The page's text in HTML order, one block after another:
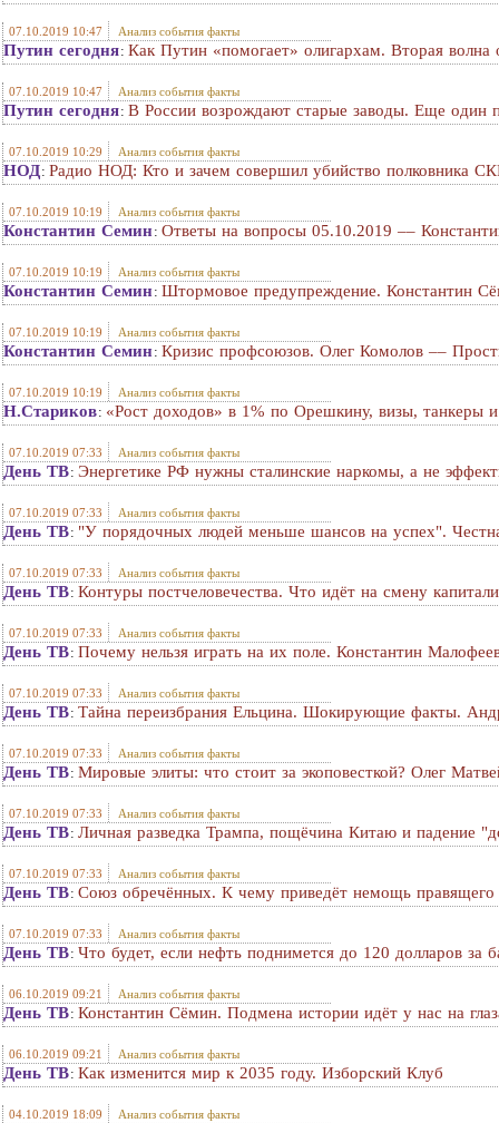
07.10.2019 10:47 Анализ события факты
Путин сегодня: Как Путин «помогает» олигархам. Вторая волна
07.10.2019 10:47 Анализ события факты
Путин сегодня: В России возрождают старые заводы. Еще один
07.10.2019 10:29 Анализ события факты
НОД: Радио НОД: Кто и зачем совершил убийство полковника
07.10.2019 10:19 Анализ события факты
Константин Семин: Ответы на вопросы 05.10.2019 ––
07.10.2019 10:19 Анализ события факты
Константин Семин: Штормовое предупреждение. Константин
07.10.2019 10:19 Анализ события факты
Константин Семин: Кризис профсоюзов. Олег Комолов ––
07.10.2019 10:19 Анализ события факты
Н.Стариков: «Рост доходов» в 1% по Орешкину, визы, танкеры
07.10.2019 07:33 Анализ события факты
День ТВ: Энергетике РФ нужны сталинские наркомы, а не
07.10.2019 07:33 Анализ события факты
День ТВ: "У порядочных людей меньше шансов на успех".
07.10.2019 07:33 Анализ события факты
День ТВ: Контуры постчеловечества. Что идёт на смену
07.10.2019 07:33 Анализ события факты
День ТВ: Почему нельзя играть на их поле. Константин
07.10.2019 07:33 Анализ события факты
День ТВ: Тайна переизбрания Ельцина. Шокирующие факты.
07.10.2019 07:33 Анализ события факты
День ТВ: Мировые элиты: что стоит за экоповесткой? Олег
07.10.2019 07:33 Анализ события факты
День ТВ: Личная разведка Трампа, пощёчина Китаю и падение
07.10.2019 07:33 Анализ события факты
День ТВ: Союз обречённых. К чему приведёт немощь правящего
07.10.2019 07:33 Анализ события факты
День ТВ: Что будет, если нефть поднимется до 120 долларов за
06.10.2019 09:21 Анализ события факты
День ТВ: Константин Сёмин. Подмена истории идёт у нас на
06.10.2019 09:21 Анализ события факты
День ТВ: Как изменится мир к 2035 году. Изборский Клуб
04.10.2019 18:09 Анализ события факты